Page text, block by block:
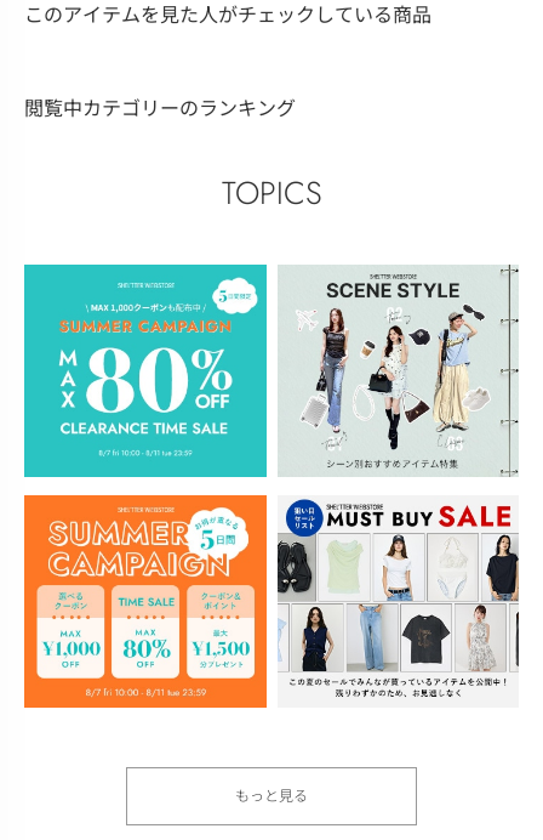
このアイテムを見た人がチェックしている商品
閲覧中カテゴリーのランキング
TOPICS
もっと見る